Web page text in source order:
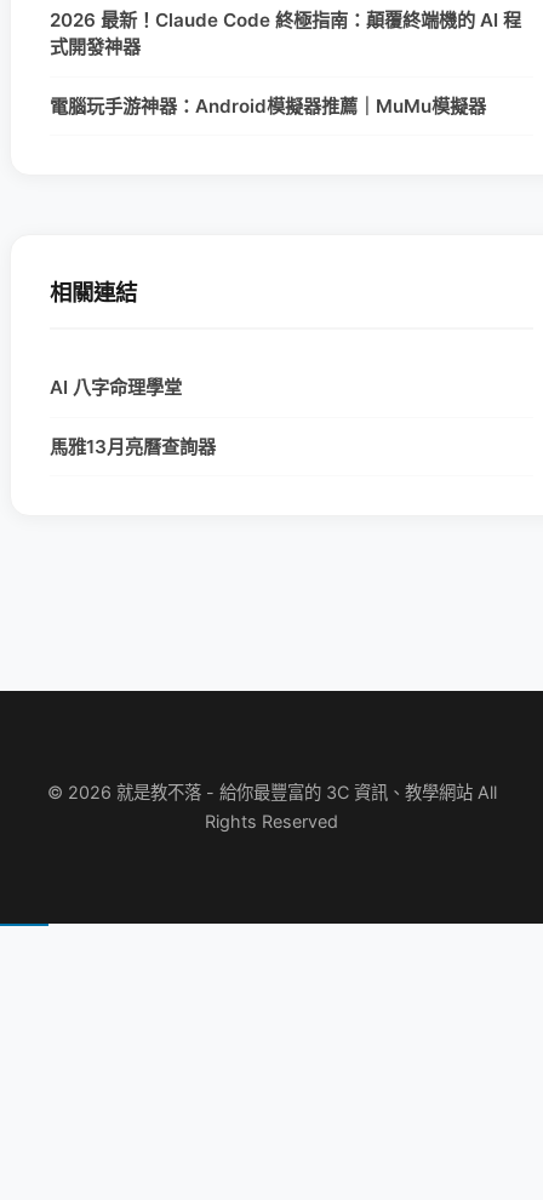
2026 最新！Claude Code 終極指南：顛覆終端機的 AI 程
式開發神器
電腦玩手游神器：Android模擬器推薦｜MuMu模擬器
相關連結
AI 八字命理學堂
馬雅13月亮曆查詢器
© 2026 就是教不落 - 給你最豐富的 3C 資訊、教學網站 All
Rights Reserved